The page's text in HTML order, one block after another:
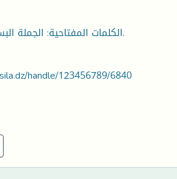
الكلمات المفتاحية: الجملة البسيطة, الجملة المركبة.
handle/123456789/6840